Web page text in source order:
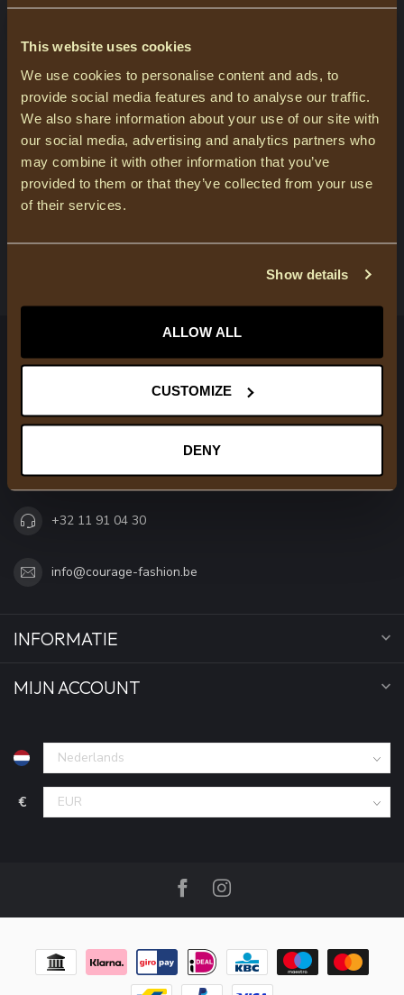
This website uses cookies
We use cookies to personalise content and ads, to
provide social media features and to analyse our traffic.
We also share information about your use of our site with
our social media, advertising and analytics partners who
may combine it with other information that you’ve
provided to them or that they’ve collected from your use
of their services.
Show details
ALLOW ALL
CUSTOMIZE
DENY
MEER INFORMATIE
Heeft u vragen over onze producten of uw aankoop? Bezoek dan
onze klantenservicepagina. Hier vindt u onze bedrijfsgegevens,
antwoorden op veelgestelde vragen en verschillende manieren
om contact met ons op te nemen.
BEKIJK ONZE WINKELS
COURAGE
Trendy modieuze kleding voor moeder & dochter
België
+32 11 91 04 30
info@courage-fashion.be
INFORMATIE
MIJN ACCOUNT
€